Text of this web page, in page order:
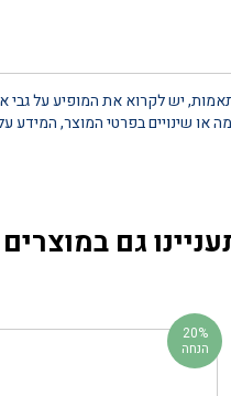
יש לקרוא את המופיע על
שינויים בפרטי המוצר, המידע
גם
20%
הנחה